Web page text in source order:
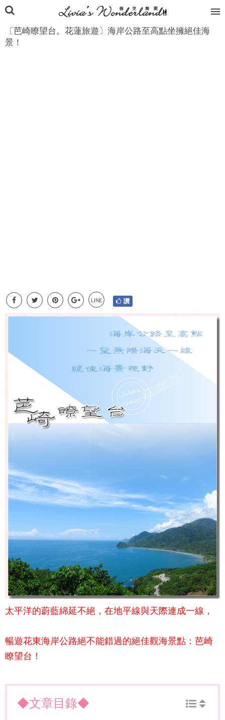
〔芭崎瞭望台。花蓮旅遊〕海岸公路至高點坐擁絕佳海
景！
LINE 讚
太平洋的蔚藍綿延不絕，在地平線與天際連成一線，
暢遊花東海岸公路絕不能錯過的絕佳觀海景點： 芭崎
瞭望台 ！
◆文章目錄◆